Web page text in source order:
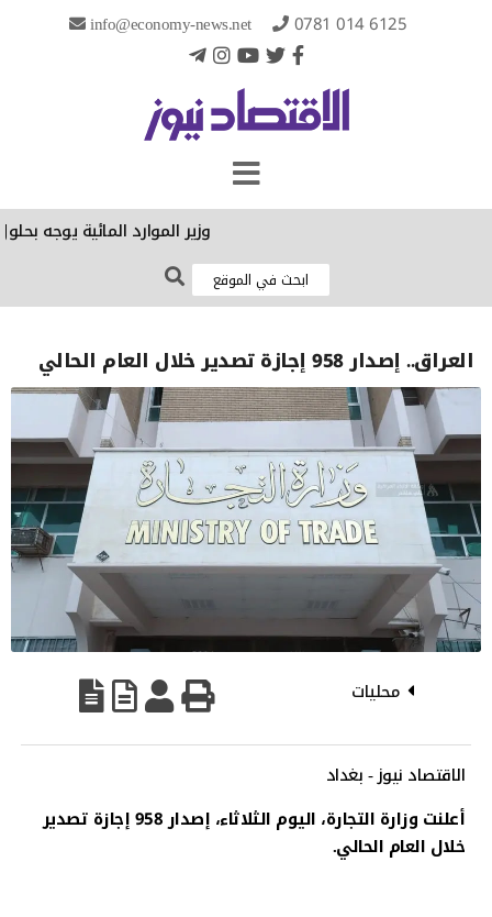
info@economy-news.net 0781 014 6125
وزير الموارد المائية يوجه
العراق.. إصدار 958 إجازة تصدير خلال العام الحالي
محليات
الاقتصاد نيوز - بغداد
أعلنت وزارة التجارة، اليوم الثلاثاء، إصدار 958 إجازة تصدير
خلال العام الحالي.